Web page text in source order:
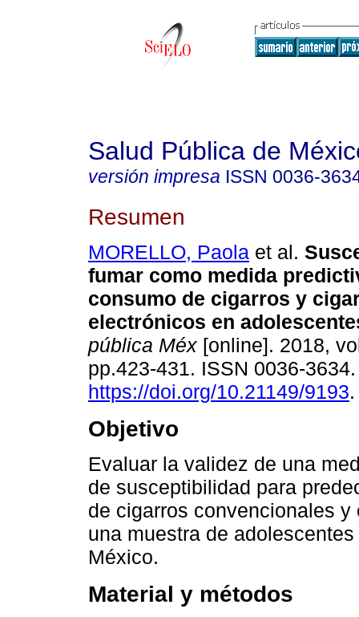
Salud Pública de
versión impresa ISSN 0036-
Resumen
MORELLO, Paola et al.
fumar como medida
consumo de cigarros y
electrónicos en
pública Méx [online]. 2018,
pp.423-431. ISSN 0036-
https://doi.org/10.21149/9193.
Objetivo
Evaluar la validez de una
de susceptibilidad para
de cigarros convencionales y
una muestra de
México.
Material y métodos